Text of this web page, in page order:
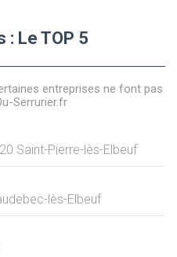
Le TOP 5
entreprises ne font pas
Serrurier.fr
Saint-Pierre-lès-Elbeuf
lès-Elbeuf